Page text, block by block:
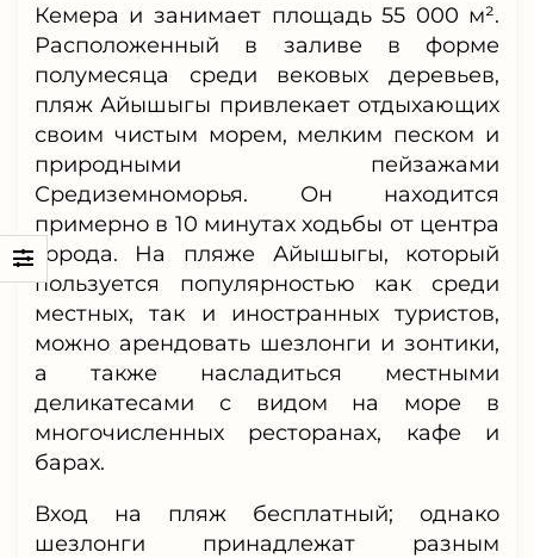
Кемера и занимает площадь 55 000 м².
Расположенный в заливе в форме
полумесяца среди вековых деревьев,
пляж Айышыгы привлекает отдыхающих
своим чистым морем, мелким песком и
природными пейзажами
Средиземноморья. Он находится
примерно в 10 минутах ходьбы от центра
города. На пляже Айышыгы, который
пользуется популярностью как среди
местных, так и иностранных туристов,
можно арендовать шезлонги и зонтики,
а также насладиться местными
деликатесами с видом на море в
многочисленных ресторанах, кафе и
барах.
Вход на пляж бесплатный; однако
шезлонги принадлежат разным